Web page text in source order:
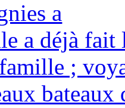
a
a déjà
;
bateaux